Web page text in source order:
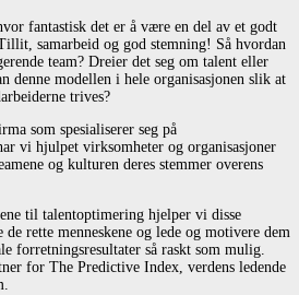
fantastisk det er å være en del av et godt
samarbeid og god stemning! Så hvordan
team? Dreier det seg om talent eller
denne modellen i hele organisasjonen slik at
trives?
som spesialiserer seg på
vi hjulpet virksomheter og organisasjoner
og kulturen deres stemmer overens
til talentoptimering hjelper vi disse
de rette menneskene og lede og motivere dem
forretningsresultater så raskt som mulig.
for The Predictive Index, verdens ledende